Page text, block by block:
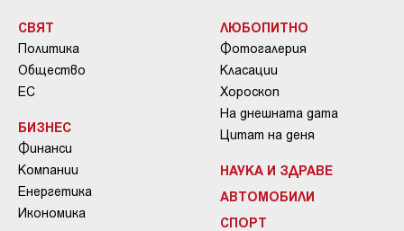
СВЯТ
Политика
Общество
ЕС
БИЗНЕС
Финанси
Компании
Енергетика
Икономика
ЛЮБОПИТНО
Фотогалерия
Класации
Хороскоп
На днешната дата
Цитат на деня
НАУКА И ЗДРАВЕ
АВТОМОБИЛИ
СПОРТ